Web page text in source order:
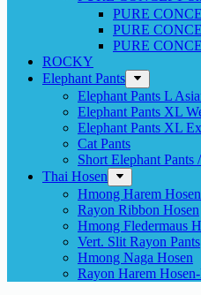
PURE
PURE
PURE
ROCKY
Elephant Pants
Elephant Pants L
Elephant Pants XL
Elephant Pants XL
Cat Pants
Short Elephant
Thai Hosen
Hmong Harem Hosen
Rayon Ribbon Hosen
Hmong Fledermaus
Vert. Slit Rayon Pants
Hmong Naga Hosen
Rayon Harem